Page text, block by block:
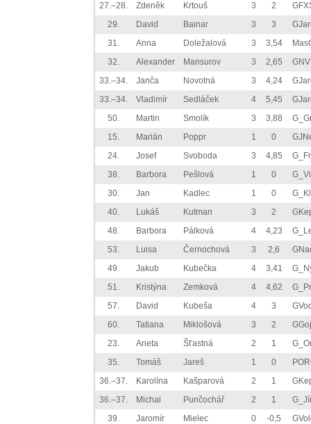
27.–28.
Zdeněk Krtouš 3 2
29.
David Bainar 3 3
31.
Anna Doležalová 3 3,54
32.
Alexander Mansurov 3 2,65
33.–34.
Janča Novotná 3 4,24
33.–34.
Vladimír Sedláček 4 5,45
50.
Martin Smolík 3 3,88
15.
Marián Poppr 1 0
24.
Josef Svoboda 3 4,85
38.
Barbora Pešlová 1 0
30.
Jan Kadlec 1 0
40.
Lukáš Kutman 3 2
48.
Barbora Pálková 4 4,23
53.
Luisa Černochová 3 2,6
49.
Jakub Kubečka 4 3,41
51.
Kristýna Zemková 4 4,62
57.
David Kubeša 4 3
60.
Tatiana Miklošová 3 2
23.
Aneta Šťastná 2 1
35.
Tomáš Jareš 1 0
36.–37.
Karolína Kašparová 2 1
36.–37.
Michal Punčochář 2 1
39.
Jaromír Mielec 0 -0,5